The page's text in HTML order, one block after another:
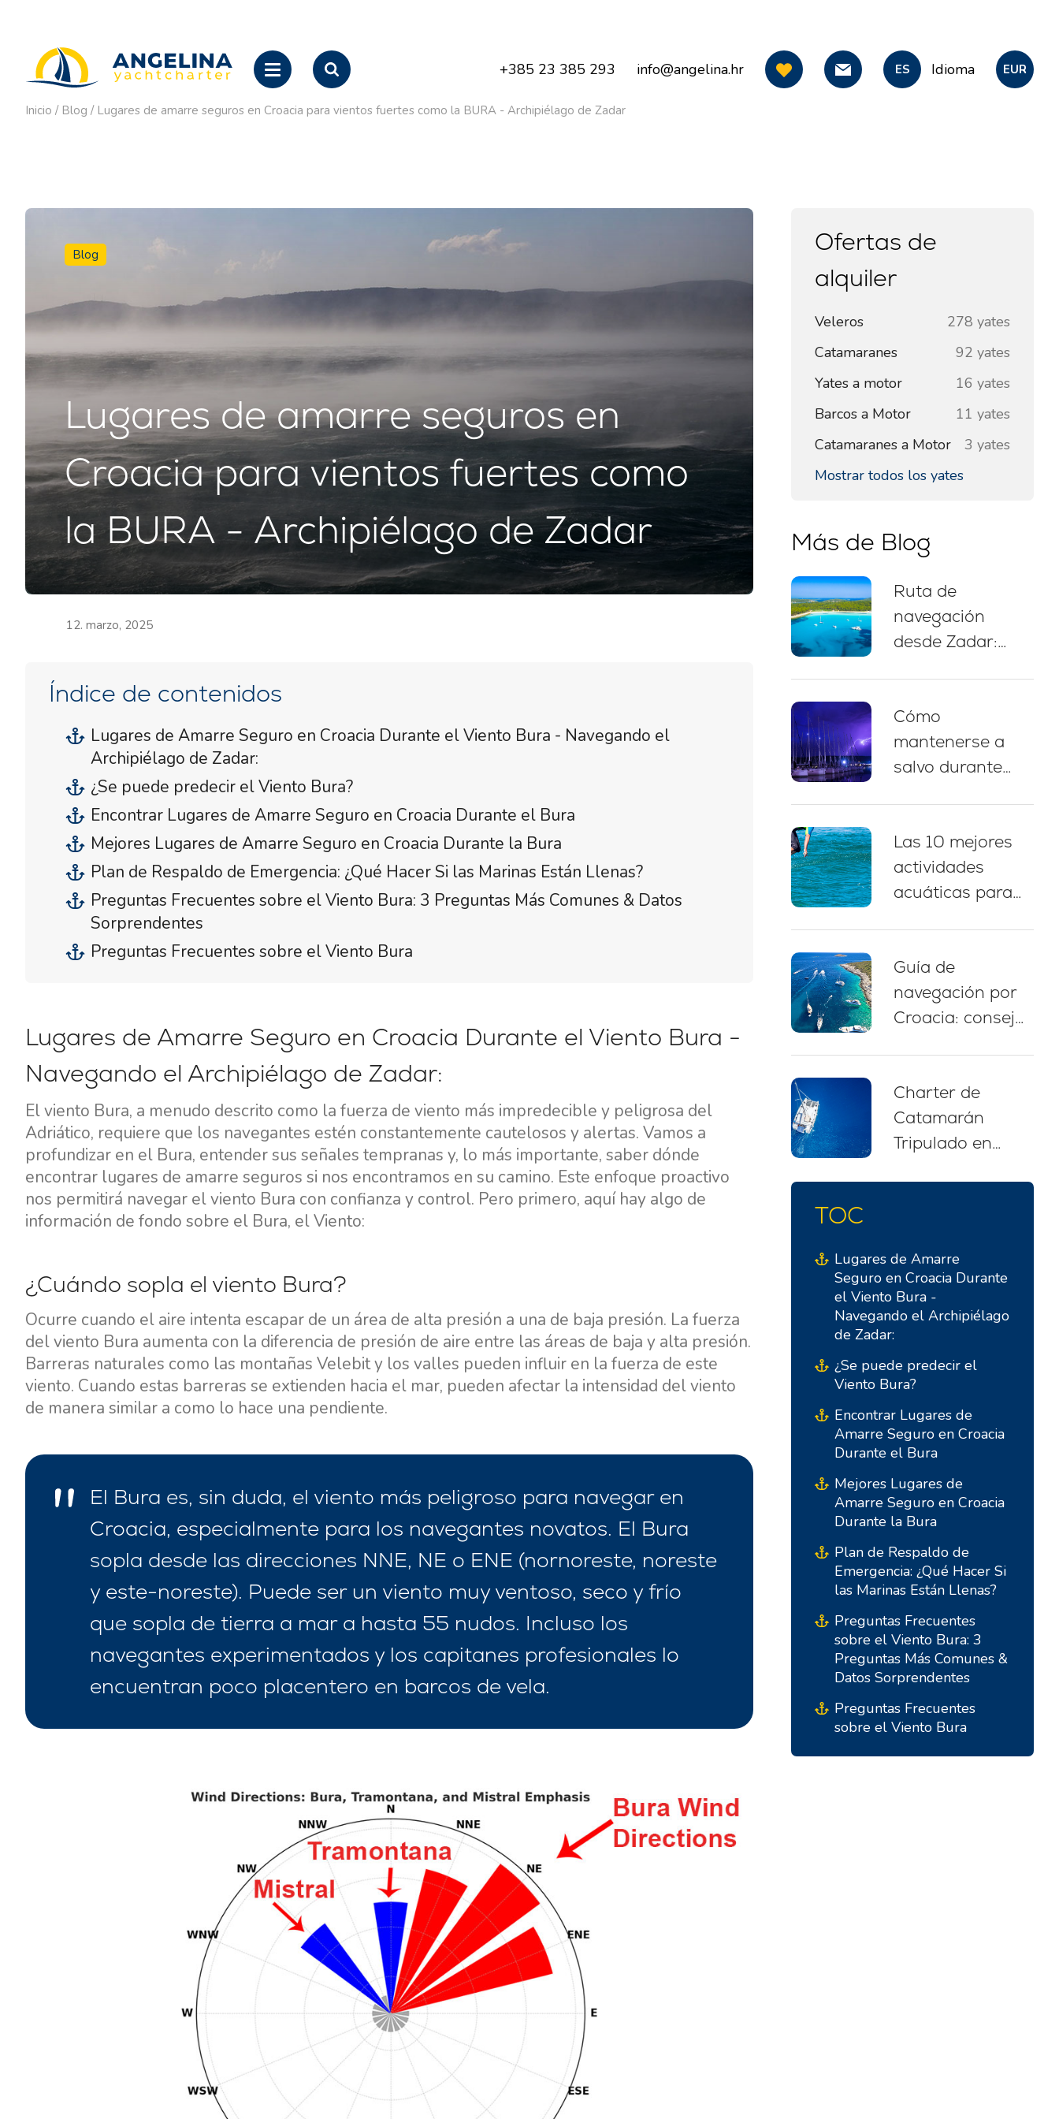
+385 23 385 293 info@angelina.hr ES Idioma EUR
Inicio / Blog / Lugares de amarre seguros en Croacia para vientos fuertes como la BURA - Archipiélago de Zadar
Blog
Lugares de amarre seguros en
Croacia para vientos fuertes como
la BURA - Archipiélago de Zadar
12. marzo, 2025
Índice de contenidos
Lugares de Amarre Seguro en Croacia Durante el Viento Bura - Navegando el
Archipiélago de Zadar:
¿Se puede predecir el Viento Bura?
Encontrar Lugares de Amarre Seguro en Croacia Durante el Bura
Mejores Lugares de Amarre Seguro en Croacia Durante la Bura
Plan de Respaldo de Emergencia: ¿Qué Hacer Si las Marinas Están Llenas?
Preguntas Frecuentes sobre el Viento Bura: 3 Preguntas Más Comunes & Datos
Sorprendentes
Preguntas Frecuentes sobre el Viento Bura
Lugares de Amarre Seguro en Croacia Durante el Viento Bura -
Navegando el Archipiélago de Zadar:
El viento Bura, a menudo descrito como la fuerza de viento más impredecible y peligrosa del
Adriático, requiere que los navegantes estén constantemente cautelosos y alertas. Vamos a
profundizar en el Bura, entender sus señales tempranas y, lo más importante, saber dónde
encontrar lugares de amarre seguros si nos encontramos en su camino. Este enfoque proactivo
nos permitirá navegar el viento Bura con confianza y control. Pero primero, aquí hay algo de
información de fondo sobre el Bura, el Viento:
¿Cuándo sopla el viento Bura?
Ocurre cuando el aire intenta escapar de un área de alta presión a una de baja presión. La fuerza
del viento Bura aumenta con la diferencia de presión de aire entre las áreas de baja y alta presión.
Barreras naturales como las montañas Velebit y los valles pueden influir en la fuerza de este
viento. Cuando estas barreras se extienden hacia el mar, pueden afectar la intensidad del viento
de manera similar a como lo hace una pendiente.
El Bura es, sin duda, el viento más peligroso para navegar en
Croacia, especialmente para los navegantes novatos. El Bura
sopla desde las direcciones NNE, NE o ENE (nornoreste, noreste
y este-noreste). Puede ser un viento muy ventoso, seco y frío
que sopla de tierra a mar a hasta 55 nudos. Incluso los
navegantes experimentados y los capitanes profesionales lo
encuentran poco placentero en barcos de vela.
Ofertas de
alquiler
Veleros
278 yates
Catamaranes
92 yates
Yates a motor
16 yates
Barcos a Motor
11 yates
Catamaranes a Motor
3 yates
Mostrar todos los yates
Más de Blog
Ruta de
navegación
desde Zadar:
náutico, paradas
para nadar y
consejos de
Cómo
mantenerse a
salvo durante
mientras navega
en Croacia: 5
prácticas
Las 10 mejores
actividades
acuáticas para
yate en Croacia
Guía de
navegación por
Croacia: consejos
para
principiantes
(2026)
Charter de
Catamarán
Tripulado en
TOC
Lugares de Amarre
Seguro en Croacia Durante
el Viento Bura -
Navegando el Archipiélago
de Zadar:
¿Se puede predecir el
Viento Bura?
Encontrar Lugares de
Amarre Seguro en Croacia
Durante el Bura
Mejores Lugares de
Amarre Seguro en Croacia
Durante la Bura
Plan de Respaldo de
Emergencia: ¿Qué Hacer Si
las Marinas Están Llenas?
Preguntas Frecuentes
sobre el Viento Bura: 3
Preguntas Más Comunes &
Datos Sorprendentes
Preguntas Frecuentes
sobre el Viento Bura
Contacto
Noticias / Blog
Preguntas Frecuentes
Nuestra Flota
Barcos de Vela
Barcos a Motor
Yates a motor
Servicios
Alquiler de Yates sin
Alquiler de Yates con
Patrón
con Tripulación
Valovie - Asistente de
Navegación Remota
Alquiler de catamaranes
Bali
Destinos
Región de Navegación de
Biograd na Moru
Región de Navegación de
Vodice
Split
Región de Navegación de
Dubrovnik
Región de Navegación de
Istria
Región de Navegación de
Kvarner
Bases del Sur
Marina Kremik, Primošten
Marina Frapa, Rogoznica
Marina Trogir - ACI
Marina Trogir - SCT
ACI Marina Dubrovnik,
Komolac
Bases Centrales
Marina Šangulin, Biograd
ACI Marina Vodice
D-Marin Dalmacija,